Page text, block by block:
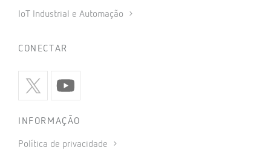
IoT Industrial e Automação
CONECTAR
INFORMAÇÃO
Política de privacidade